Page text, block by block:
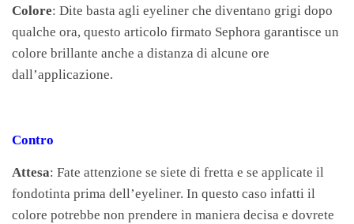
Colore: Dite basta agli eyeliner che diventano grigi dopo
qualche ora, questo articolo firmato Sephora garantisce un
colore brillante anche a distanza di alcune ore
dall’applicazione.
Contro
Attesa: Fate attenzione se siete di fretta e se applicate il
fondotinta prima dell’eyeliner. In questo caso infatti il
colore potrebbe non prendere in maniera decisa e dovrete